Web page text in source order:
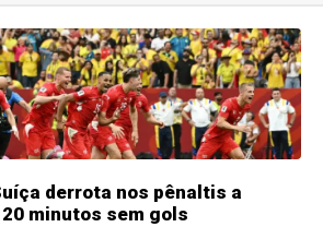
derrota nos pênaltis a
minutos sem gols